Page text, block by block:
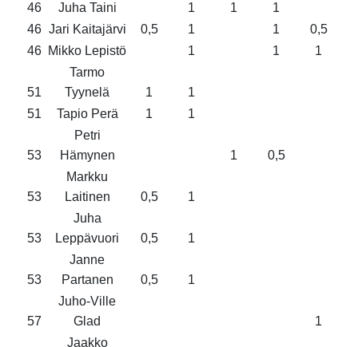
46
Juha Taini 1 1
1
46 Jari Kaitajärvi 0,5 1 1
0,5
46 Mikko Lepistö 1 1 1
51
Tarmo
Tyynelä
1
1
51
Tapio Perä 1 1
53
Petri
Hämynen
1 0,5
53
Markku
Laitinen
0,5 1
53
Juha
Leppävuori
0,5 1
53
Janne
Partanen
0,5 1
57
Juho-Ville
Glad
1
Jaakko